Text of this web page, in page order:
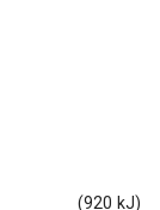
(920 kJ)